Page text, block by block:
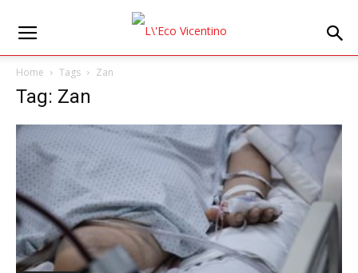
Home Tags Zan
Tag: Zan